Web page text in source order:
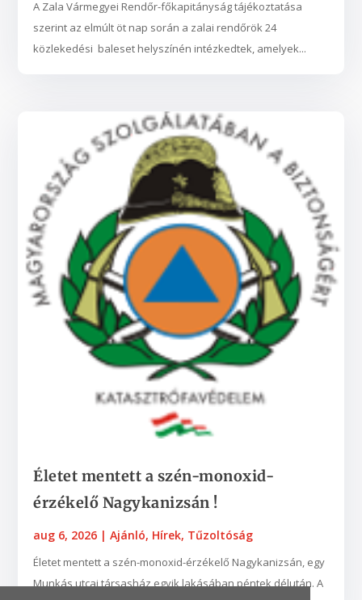
A Zala Vármegyei Rendőr-főkapitányság tájékoztatása
szerint az elmúlt öt nap során a zalai rendőrök 24
közlekedési baleset helyszínén intézkedtek, amelyek...
Életet mentett a szén-monoxid-
érzékelő Nagykanizsán !
aug 6, 2026 |Ajánló, Hírek, Tűzoltóság
Életet mentett a szén-monoxid-érzékelő Nagykanizsán, egy
Munkás utcai társasház egyik lakásában péntek délután. A